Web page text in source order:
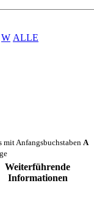
W ALLE
mit Anfangsbuchstaben A
Weiterführende
Informationen